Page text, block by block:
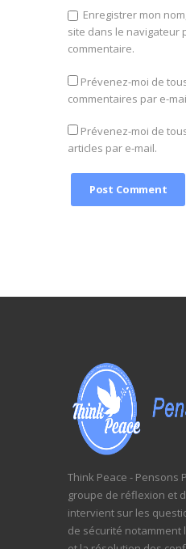
Enregistrer mon
site dans le navigateur
commentaire.
Prévenez-moi de
commentaires par e-
Prévenez-moi de
articles par e-mail.
Think Peace - Pensons
groupe de réflexion et
intervient sur les
de sécurité notamment